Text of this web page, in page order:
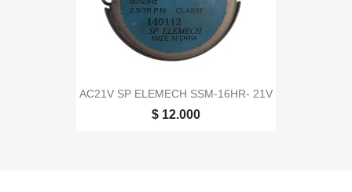
AC21V SP ELEMECH SSM-16HR- 21V
$ 12.000